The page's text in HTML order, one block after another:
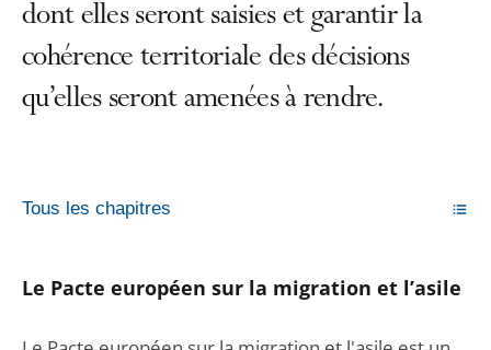
dont elles seront saisies et garantir la
cohérence territoriale des décisions
qu’elles seront amenées à rendre.
Tous les chapitres
Le Pacte européen sur la migration et l’asile